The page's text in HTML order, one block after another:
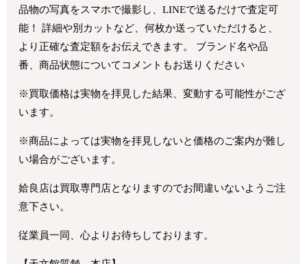
品物の写真をスマホで撮影し、LINEで送るだけで査定可
能！ 詳細や別カットなど、何枚か送っていただけると、
より正確な査定額をお伝えできます。 ブランド名や品
番、商品状態についてコメントもお送りください
※買取価格は実物を拝見した結果、変動する可能性がござ
います。
※商品によっては実物を拝見しないと価格のご案内が難し
い場合がございます。
姶良店は買取専門店となりますのでお間違いないようご注
意下さい。
従業員一同、心よりお待ちしております。